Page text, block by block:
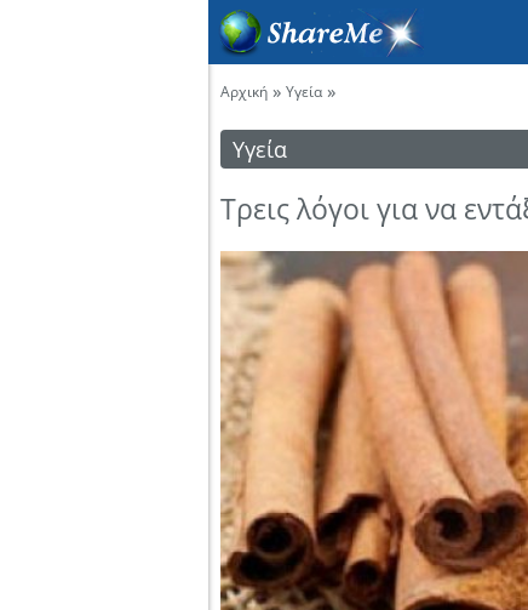
Αρχική » Υγεία »
Υγεία
Τρεις λόγοι για να